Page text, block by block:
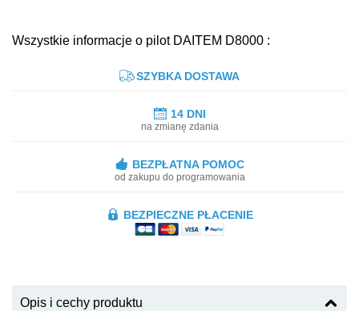
Wszystkie informacje o pilot DAITEM D8000 :
SZYBKA DOSTAWA
14 DNI
na zmianę zdania
BEZPŁATNA POMOC
od zakupu do programowania
BEZPIECZNE PŁACENIE
Opis i cechy produktu